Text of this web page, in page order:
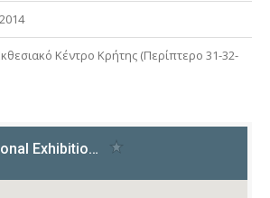
Κέντρο Κρήτης (Περίπτερο 31-32-